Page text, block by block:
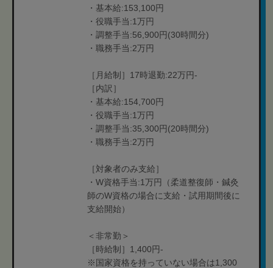
・基本給:153,100円
・役職手当:1万円
・調整手当:56,900円(30時間分)
・職務手当:2万円
［月給制］17時退勤:22万円-
［内訳］
・基本給:154,700円
・役職手当:1万円
・調整手当:35,300円(20時間分)
・職務手当:2万円
［対象者のみ支給］
・W資格手当:1万円（柔道整復師・鍼灸
師のW資格の場合に支給・試用期間後に
支給開始）
＜非常勤＞
［時給制］1,400円-
※国家資格を持っていない場合は1,300